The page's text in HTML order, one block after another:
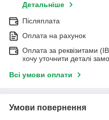
Детальніше
Післяплата
Оплата на рахунок
Оплата за реквізитами
хочу уточнити деталі
Всі умови оплати
Умови повернення